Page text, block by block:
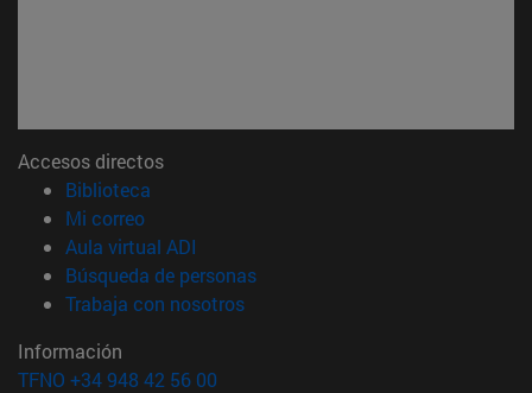
Accesos directos
Biblioteca
Mi correo(abre en nueva ventana)
Aula virtual ADI
Búsqueda de personas(abre en nueva ventana)
Trabaja con nosotros(abre en nueva ventana)
Información
TFNO +34 948 42 56 00